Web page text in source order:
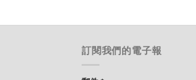
訂閱我們的電子報